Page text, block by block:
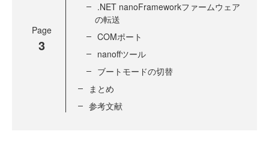
Page
3
.NET nanoFrameworkファームウェア
の転送
COMポート
nanoffツール
ブートモードの切替
まとめ
参考文献